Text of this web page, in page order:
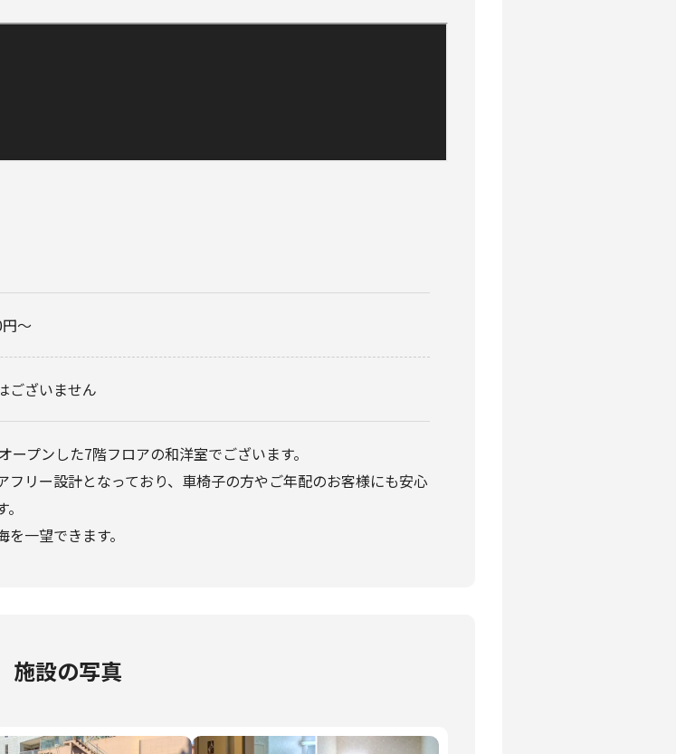
〜
ございません
ープンした7階フロアの和洋室でございます。
フリー設計となっており、車椅子の方やご年配のお客様にも安心
一望できます。
施設の写真